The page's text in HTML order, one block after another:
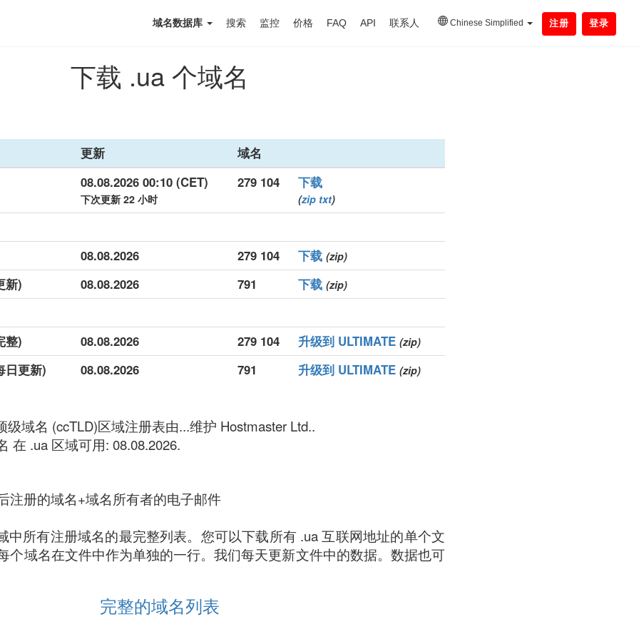
域名数据库 搜索 监控 价格 FAQ API 联系人 Chinese Simplified 注册 登录
下载 .ua 个域名
更新
域名
08.08.2026 00:10 (CET)
下次更新 22 小时
279 104 下载
(zip txt)
08.08.2026 279 104 下载 (zip)
新) 08.08.2026 791 下载 (zip)
整) 08.08.2026 279 104 升级到 ULTIMATE (zip)
日更新) 08.08.2026 791 升级到 ULTIMATE (zip)
域名 (ccTLD)区域注册表由...维护 Hostmaster Ltd..
在 .ua 区域可用: 08.08.2026.
注册的域名+域名所有者的电子邮件
中所有注册域名的最完整列表。您可以下载所有 .ua 互联网地址的单个文
个域名在文件中作为单独的一行。我们每天更新文件中的数据。数据也可
完整的域名列表